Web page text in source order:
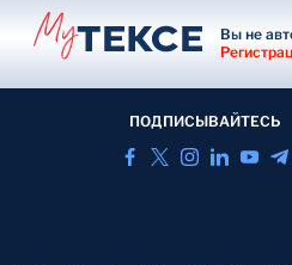
Вы не
ПОДПИСЫВАЙТЕСЬ